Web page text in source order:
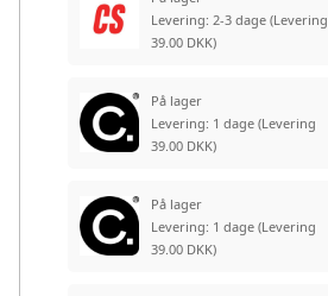
Levering: 2-3 dage (Levering
39.00 DKK)
På lager
Levering: 1 dage (Levering
39.00 DKK)
På lager
Levering: 1 dage (Levering
39.00 DKK)